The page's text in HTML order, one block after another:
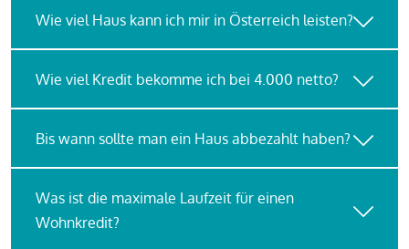
Wie viel Haus kann ich mir in Österreich leisten?
Wie viel Kredit bekomme ich bei 4.000 netto?
Bis wann sollte man ein Haus abbezahlt haben?
Was ist die maximale Laufzeit für einen
Wohnkredit?